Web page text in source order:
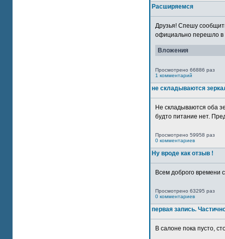
Расширяемся
Друзья! Спешу
официально перешло в
Вложения
Просмотрено 66886 раз
1 комментарий
не складываются
Не складываются оба
будто питание нет.
Просмотрено 59958 раз
0 комментариев
Ну вроде как отзыв !
Всем доброго времени
Просмотрено 63295 раз
0 комментариев
первая запись.
В салоне пока пусто,